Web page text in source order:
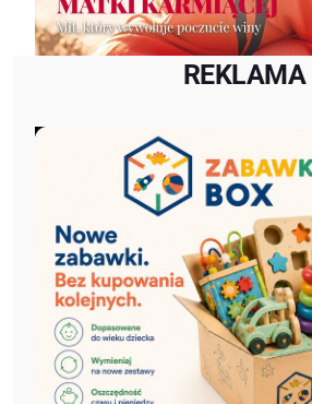
REKLAMA